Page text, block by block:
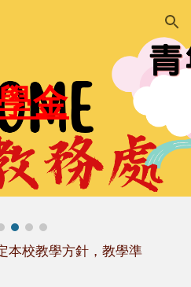
Skip to navigation
金
本校教學方針，教學準